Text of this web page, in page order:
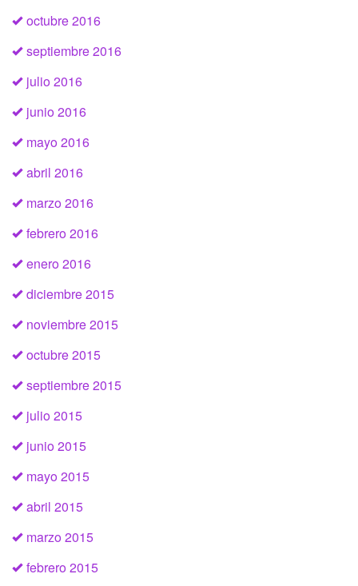
octubre 2016
septiembre 2016
julio 2016
junio 2016
mayo 2016
abril 2016
marzo 2016
febrero 2016
enero 2016
diciembre 2015
noviembre 2015
octubre 2015
septiembre 2015
julio 2015
junio 2015
mayo 2015
abril 2015
marzo 2015
febrero 2015